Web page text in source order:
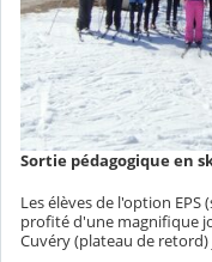
Sortie pédagogique en
Les élèves de l'option
profité d'une magnifique
Cuvéry (plateau de